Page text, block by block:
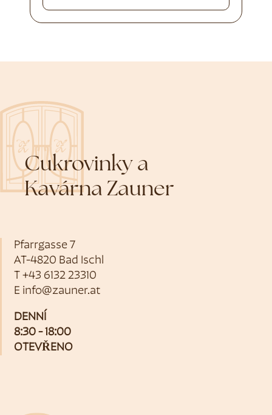
Cukrovinky a
Kavárna Zauner
Pfarrgasse 7
AT-4820 Bad Ischl
T +43 6132 23310
E info@zauner.at
DENNÍ
8:30 - 18:00
OTEVŘENO